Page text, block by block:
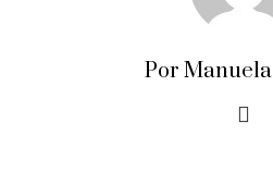
Por